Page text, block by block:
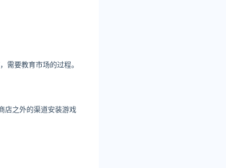
需要教育市场的过程。
店之外的渠道安装游戏